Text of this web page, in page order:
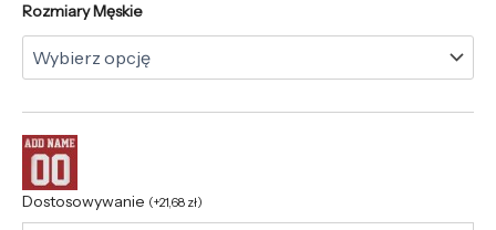
Rozmiary Męskie
Dostosowywanie (+21,68 zł)